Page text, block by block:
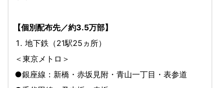
【個別配布先／約3.5万部】
地下鉄（21駅25ヵ所）
＜東京メトロ＞
●銀座線：新橋・赤坂見附・青山一丁目・表参道